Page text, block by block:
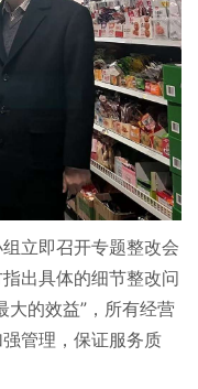
立即召开专题整改会
出具体的细节整改问
大的效益”，所有经营
管理，保证服务质